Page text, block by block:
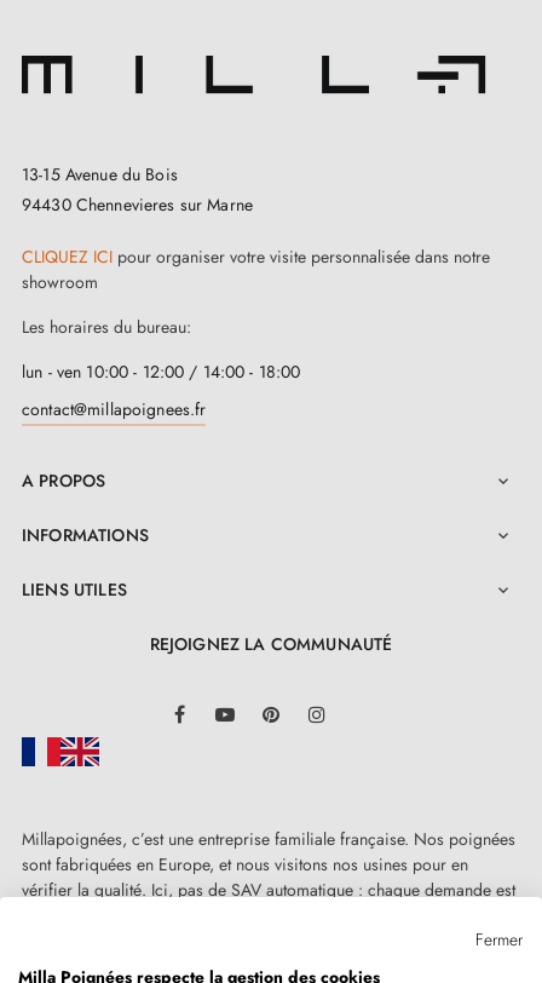
13-15 Avenue du Bois
94430 Chennevieres sur Marne
CLIQUEZ ICI pour organiser votre visite personnalisée dans notre
showroom
Les horaires du bureau:
lun - ven 10:00 - 12:00 / 14:00 - 18:00
contact@millapoignees.fr
A PROPOS 
INFORMATIONS 
LIENS UTILES 
REJOIGNEZ LA COMMUNAUTÉ
FacebookYouTube Pinterest
Millapoignées, c’est une entreprise familiale française. Nos poignées
sont fabriquées en Europe, et nous visitons nos usines pour en
vérifier la qualité. Ici, pas de SAV automatique : chaque demande est
Fermer
Milla Poignées respecte la gestion des cookies